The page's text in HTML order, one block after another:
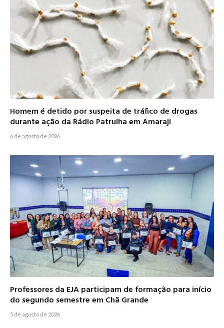
Homem é detido por suspeita de tráfico de drogas
durante ação da Rádio Patrulha em Amaraji
6 de agosto de 2026
Professores da EJA participam de formação para início
do segundo semestre em Chã Grande
5 de agosto de 2026